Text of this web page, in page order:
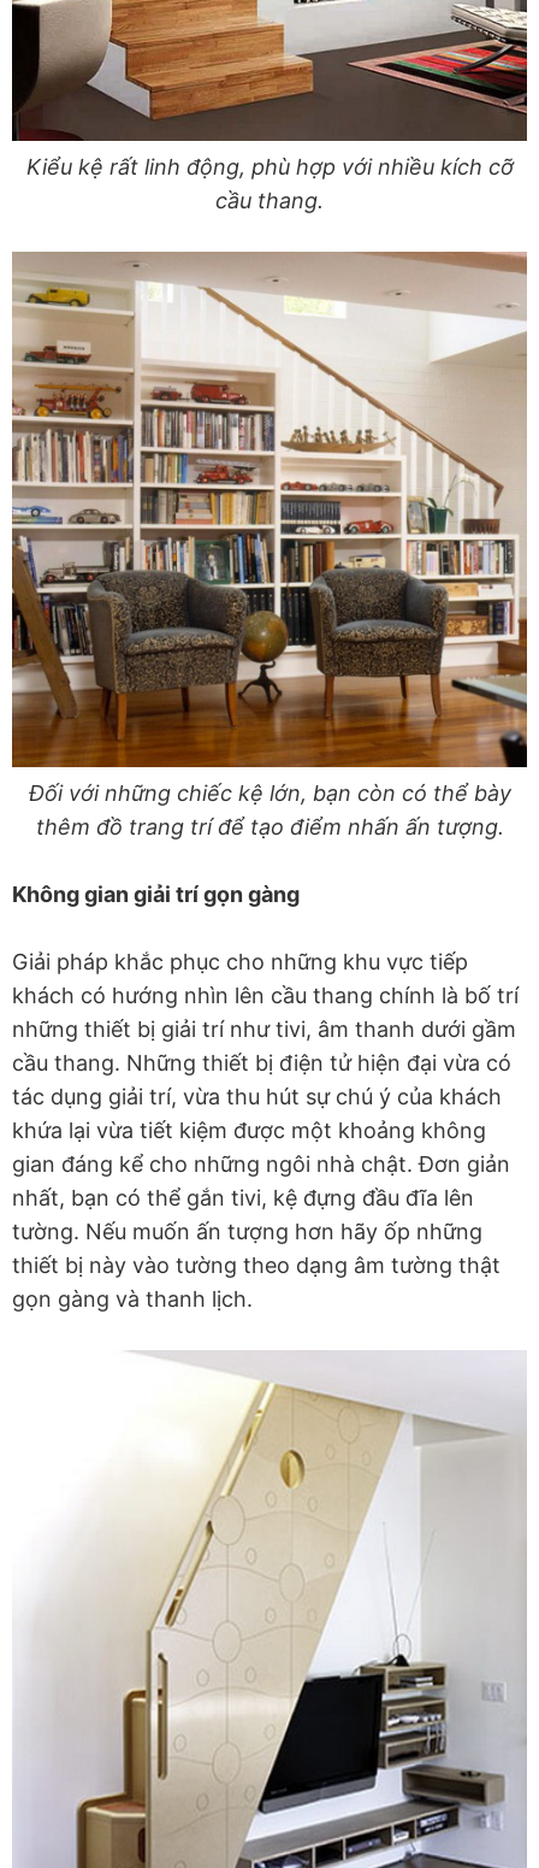
Kiểu kệ rất linh động, phù hợp với nhiều kích cỡ
cầu thang.
Đối với những chiếc kệ lớn, bạn còn có thể bày
thêm đồ trang trí để tạo điểm nhấn ấn tượng.
Không gian giải trí gọn gàng
Giải pháp khắc phục cho những khu vực tiếp
khách có hướng nhìn lên cầu thang chính là bố trí
những thiết bị giải trí như tivi, âm thanh dưới gầm
cầu thang. Những thiết bị điện tử hiện đại vừa có
tác dụng giải trí, vừa thu hút sự chú ý của khách
khứa lại vừa tiết kiệm được một khoảng không
gian đáng kể cho những ngôi nhà chật. Đơn giản
nhất, bạn có thể gắn tivi, kệ đựng đầu đĩa lên
tường. Nếu muốn ấn tượng hơn hãy ốp những
thiết bị này vào tường theo dạng âm tường thật
gọn gàng và thanh lịch.